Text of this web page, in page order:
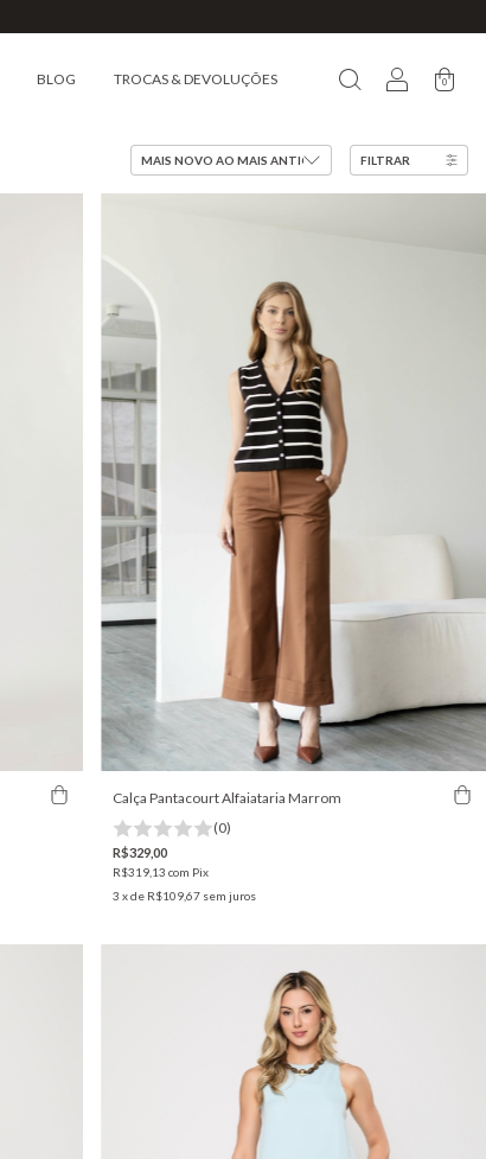
BLOG TROCAS & DEVOLUÇÕES 0
FILTRAR
Calça Pantacourt Alfaiataria Marrom
(0)
R$329,00
R$319,13com Pix
3 x de R$109,67 sem juros